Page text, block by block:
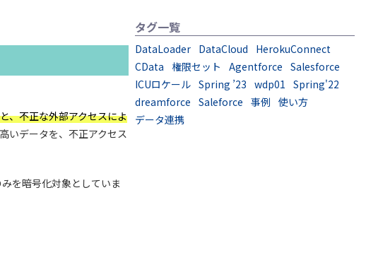
、不正な外部アクセスによ
いデータを、不正アクセス
を暗号化対象としていま
タグ一覧
DataLoader DataCloud
HerokuConnect
CData 権限セット Agentforce Salesforce
ICUロケール Spring ’23 wdp01 Spring'22
dreamforce Saleforce 事例 使い方
データ連携